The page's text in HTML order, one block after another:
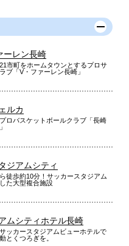
ーレン長崎
市町をホームタウンとするプロサ
ブ「V・ファーレン長崎」
ルカ
ロバスケットボールクラブ「長崎
ジアムシティ
徒歩約10分！サッカースタジアム
た大型複合施設
ムシティホテル長崎
ッカースタジアムビューホテルで
とくつろぎを。